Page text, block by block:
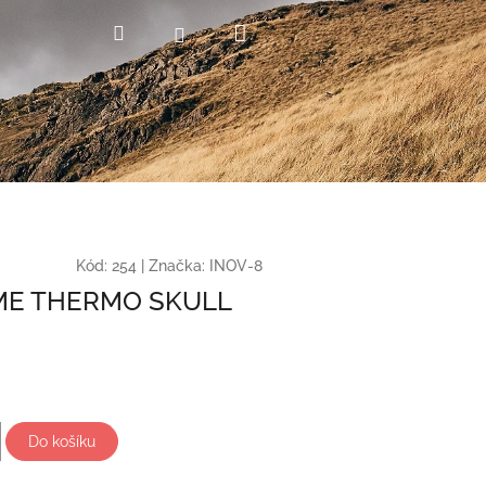
HledatPřihlášeníNákupní
košík
Kód: 254 Značka: INOV-8
THERMO SKULL
Do košíku